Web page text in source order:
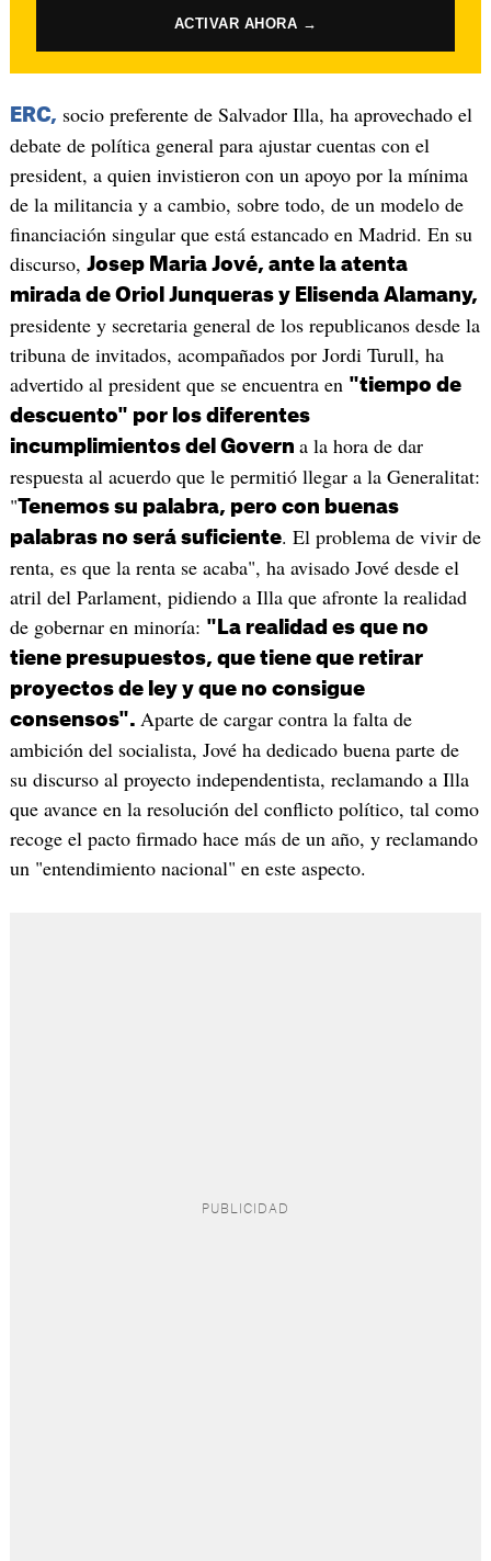
ACTIVAR AHORA →
ERC, socio preferente de Salvador Illa, ha aprovechado el
debate de política general para ajustar cuentas con el
president, a quien invistieron con un apoyo por la mínima
de la militancia y a cambio, sobre todo, de un modelo de
financiación singular que está estancado en Madrid. En su
discurso, Josep Maria Jové, ante la atenta
mirada de Oriol Junqueras y Elisenda Alamany,
presidente y secretaria general de los republicanos desde la
tribuna de invitados, acompañados por Jordi Turull, ha
advertido al president que se encuentra en "tiempo de
descuento" por los diferentes
incumplimientos del Govern a la hora de dar
respuesta al acuerdo que le permitió llegar a la Generalitat:
"Tenemos su palabra, pero con buenas
palabras no será suficiente. El problema de vivir de
renta, es que la renta se acaba", ha avisado Jové desde el
atril del Parlament, pidiendo a Illa que afronte la realidad
de gobernar en minoría: "La realidad es que no
tiene presupuestos, que tiene que retirar
proyectos de ley y que no consigue
consensos". Aparte de cargar contra la falta de
ambición del socialista, Jové ha dedicado buena parte de
su discurso al proyecto independentista, reclamando a Illa
que avance en la resolución del conflicto político, tal como
recoge el pacto firmado hace más de un año, y reclamando
un "entendimiento nacional" en este aspecto.